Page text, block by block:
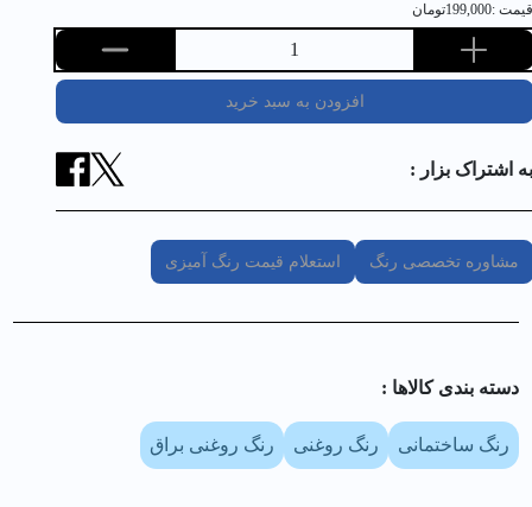
قیمت :199,000تومان
1
افزودن به سبد خرید
به اشتراک بزار :
مشاوره تخصصی رنگ استعلام قیمت رنگ آمیزی
دسته بندی کالا‌ها :
رنگ ساختمانی رنگ روغنی رنگ روغنی براق